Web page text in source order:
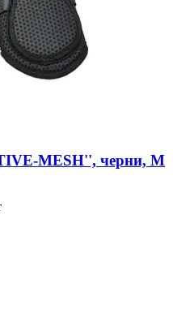
​MESH'', черни, M